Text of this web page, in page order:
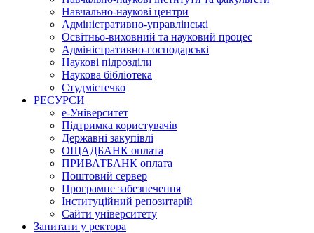
Навчально-наукові центри
Адміністративно-управлінські
Освітньо-виховний та науковий процес
Адміністративно-господарські
Наукові підрозділи
Наукова бібліотека
Студмістечко
РЕСУРСИ
е-Університет
Підтримка користувачів
Державні закупівлі
ОЩАДБАНК оплата
ПРИВАТБАНК оплата
Поштовий сервер
Програмне забезпечення
Інституційний репозитарій
Сайти університету
Запитати у ректора